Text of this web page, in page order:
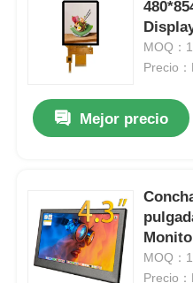
MOQ：
Precio
Mejor precio
MOQ：
Precio